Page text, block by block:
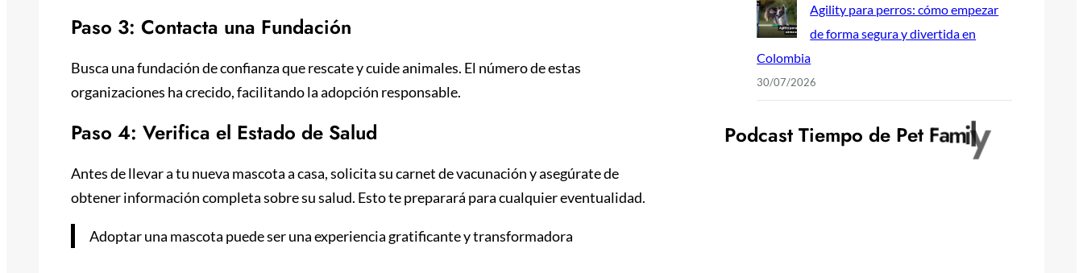
Paso 3: Contacta una Fundación
Busca una fundación de confianza que rescate y cuide animales. El número de estas
organizaciones ha crecido, facilitando la adopción responsable.
Paso 4: Verifica el Estado de Salud
Antes de llevar a tu nueva mascota a casa, solicita su carnet de vacunación y asegúrate de
obtener información completa sobre su salud. Esto te preparará para cualquier eventualidad.
Adoptar una mascota puede ser una experiencia gratificante y transformadora
Agility para perros: cómo empezar
de forma segura y divertida en
Colombia
30/07/2026
Podcast Tiempo de Pet Family